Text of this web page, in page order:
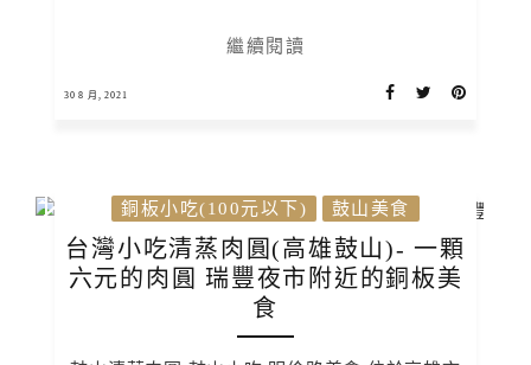
繼續閱讀
30 8 月, 2021
銅板小吃(100元以下) 鼓山美食
台灣小吃清蒸肉圓(高雄鼓山)- 一顆
六元的肉圓 瑞豐夜市附近的銅板美
食